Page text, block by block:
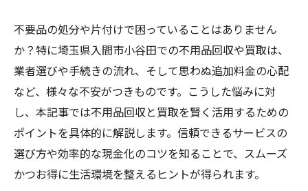
不要品の処分や片付けで困っていることはありません
か？特に埼玉県入間市小谷田での不用品回収や買取は、
業者選びや手続きの流れ、そして思わぬ追加料金の心配
など、様々な不安がつきものです。こうした悩みに対
し、本記事では不用品回収と買取を賢く活用するための
ポイントを具体的に解説します。信頼できるサービスの
選び方や効率的な現金化のコツを知ることで、スムーズ
かつお得に生活環境を整えるヒントが得られます。